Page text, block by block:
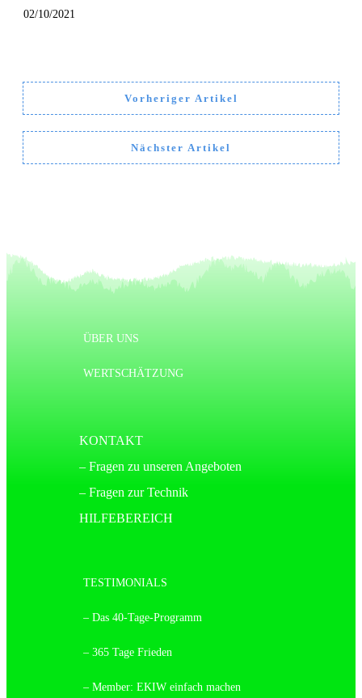
02/10/2021
Vorheriger Artikel
Nächster Artikel
ÜBER UNS
WERTSCHÄTZUNG
KONTAKT
– Fragen zu unseren Angeboten
– Fragen zur Technik
HILFEBEREICH
TESTIMONIALS
– Das 40-Tage-Programm
– 365 Tage Frieden
– Member: EKIW einfach machen